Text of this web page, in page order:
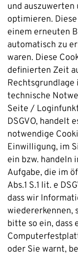
und auszuwerten
optimieren.
einem erneuten
automatisch zu
waren. Diese
definierten Zeit
Rechtsgrundlage
technische
Seite /
DSGVO, handelt
notwendige
Einwilligung, im
ein bzw. handeln
Aufgabe, die im
Abs.1 S.1 lit. e
dass wir
wiedererkennen,
bitte so ein, dass
oder Sie warnt,